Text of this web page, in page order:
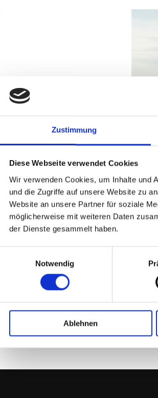
Zustimmung
Diese Webseite verwendet Cookies
Wir verwenden Cookies, um Inhalte und
und die Zugriffe auf unsere Website zu
Website an unsere Partner für soziale
möglicherweise mit weiteren Daten
der Dienste gesammelt haben.
Notwendig
Ablehnen
4.